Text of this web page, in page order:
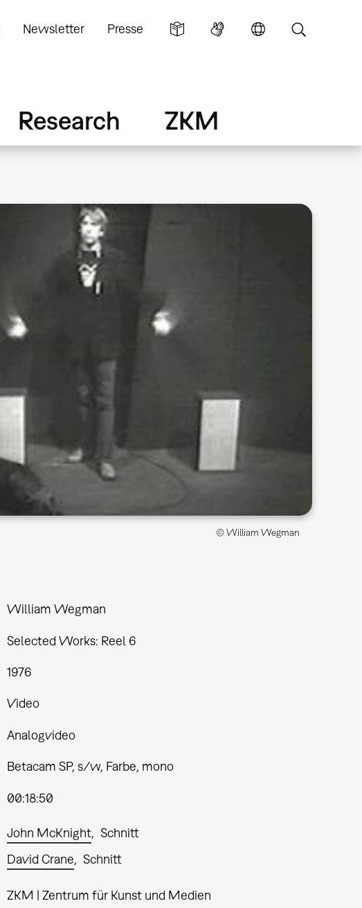
Newsletter Presse
Research ZKM
© William Wegman
William Wegman
Selected Works: Reel 6
1976
Video
Analogvideo
Betacam SP, s/w, Farbe, mono
00:18:50
John McKnight
Schnitt
David Crane
Schnitt
ZKM | Zentrum für Kunst und Medien